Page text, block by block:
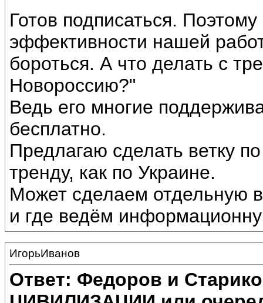
Готов подписаться.
эффективности нашей
бороться. А что делать с
Новороссию?"
Ведь его многие
бесплатно.
Предлагаю сделать ветку
тренду, как по Украине.
Может сделаем отдельную
и где ведём
ИгорьИванов
Ответ: Федоров и